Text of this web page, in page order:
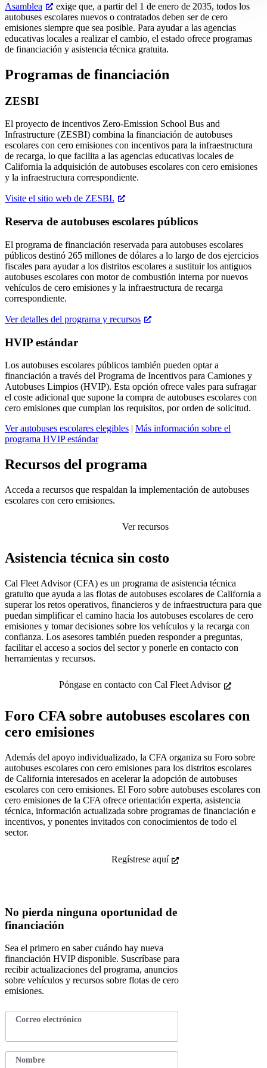
Asamblea
exige que, a partir del 1 de enero de 2035, todos los
autobuses escolares nuevos o contratados deben ser de cero
emisiones siempre que sea posible. Para ayudar a las agencias
educativas locales a realizar el cambio, el estado ofrece programas
de financiación y asistencia técnica gratuita.
Programas de financiación
ZESBI
El proyecto de incentivos Zero-Emission School Bus and
Infrastructure (ZESBI) combina la financiación de autobuses
escolares con cero emisiones con incentivos para la infraestructura
de recarga, lo que facilita a las agencias educativas locales de
California la adquisición de autobuses escolares con cero emisiones
y la infraestructura correspondiente.
Visite el sitio web de ZESBI.
Reserva de autobuses escolares públicos
El programa de financiación reservada para autobuses escolares
públicos destinó 265 millones de dólares a lo largo de dos ejercicios
fiscales para ayudar a los distritos escolares a sustituir los antiguos
autobuses escolares con motor de combustión interna por nuevos
vehículos de cero emisiones y la infraestructura de recarga
correspondiente.
Ver detalles del programa y recursos
HVIP estándar
Los autobuses escolares públicos también pueden optar a
financiación a través del Programa de Incentivos para Camiones y
Autobuses Limpios (HVIP). Esta opción ofrece vales para sufragar
el coste adicional que supone la compra de autobuses escolares con
cero emisiones que cumplan los requisitos, por orden de solicitud.
Ver autobuses escolares elegibles | Más información sobre el
programa HVIP estándar
Recursos del programa
Acceda a recursos que respaldan la implementación de autobuses
escolares con cero emisiones.
Ver recursos
Asistencia técnica sin costo
Cal Fleet Advisor (CFA) es un programa de asistencia técnica
gratuito que ayuda a las flotas de autobuses escolares de California a
superar los retos operativos, financieros y de infraestructura para que
puedan simplificar el camino hacia los autobuses escolares de cero
emisiones y tomar decisiones sobre los vehículos y la recarga con
confianza. Los asesores también pueden responder a preguntas,
facilitar el acceso a socios del sector y ponerle en contacto con
herramientas y recursos.
Póngase en contacto con Cal Fleet Advisor
Foro CFA sobre autobuses escolares con
cero emisiones
Además del apoyo individualizado, la CFA organiza su Foro sobre
autobuses escolares con cero emisiones para los distritos escolares
de California interesados en acelerar la adopción de autobuses
escolares con cero emisiones. El Foro sobre autobuses escolares con
cero emisiones de la CFA ofrece orientación experta, asistencia
técnica, información actualizada sobre programas de financiación e
incentivos, y ponentes invitados con conocimientos de todo el
sector.
Regístrese aquí
No pierda ninguna oportunidad de
financiación
Sea el primero en saber cuándo hay nueva
financiación HVIP disponible. Suscríbase para
recibir actualizaciones del programa, anuncios
sobre vehículos y recursos sobre flotas de cero
emisiones.
c
r
e
o
Correo electrónico
Nombre